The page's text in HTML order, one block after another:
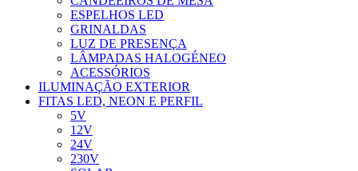
ESPELHOS LED
GRINALDAS
LUZ DE PRESENÇA
LÂMPADAS HALOGÉNEO
ACESSÓRIOS
ILUMINAÇÃO EXTERIOR
FITAS LED, NEON E PERFIL
5V
12V
24V
230V